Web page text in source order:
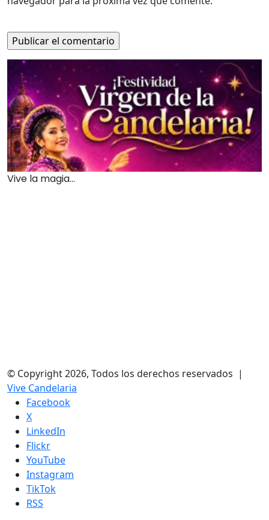
Vive la magia...
© Copyright 2026, Todos los derechos reservados |
Vive Candelaria
Facebook
X
LinkedIn
Flickr
YouTube
Instagram
TikTok
RSS